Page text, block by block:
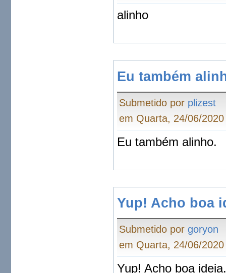
alinho
Eu também
Submetido por plizest
em Quarta, 24/06/
Eu também alinho.
Yup! Acho boa
Submetido porgoryon
em Quarta, 24/06/
Yup! Acho boa